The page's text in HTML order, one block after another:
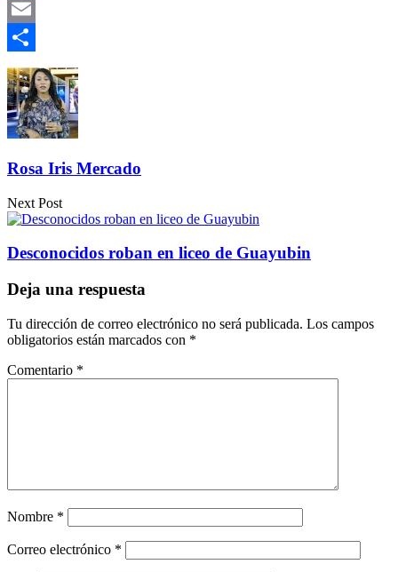
Gmail
Email
Compartir
Rosa Iris Mercado
Next Post
Desconocidos roban en liceo de Guayubin
Deja una respuesta
Tu dirección de correo electrónico no será publicada. Los campos
obligatorios están marcados con *
Comentario *
Nombre *
Correo electrónico *